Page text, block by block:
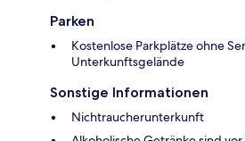
Parken
Kostenlose Parkplätze ohne
Unterkunftsgelände
Sonstige Informationen
Nichtraucherunterkunft